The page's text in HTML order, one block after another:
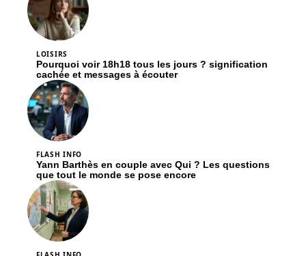
LOISIRS
Pourquoi voir 18h18 tous les jours ? signification
cachée et messages à écouter
FLASH INFO
Yann Barthès en couple avec Qui ? Les questions
que tout le monde se pose encore